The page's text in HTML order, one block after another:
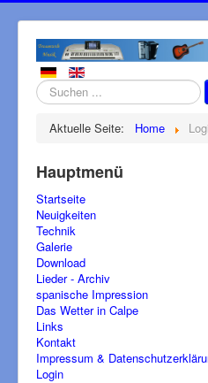
Suchen
...
Aktuelle Seite: Home
Hauptmenü
Startseite
Neuigkeiten
Technik
Galerie
Download
Lieder - Archiv
spanische Impression
Das Wetter in Calpe
Links
Kontakt
Impressum &
Login